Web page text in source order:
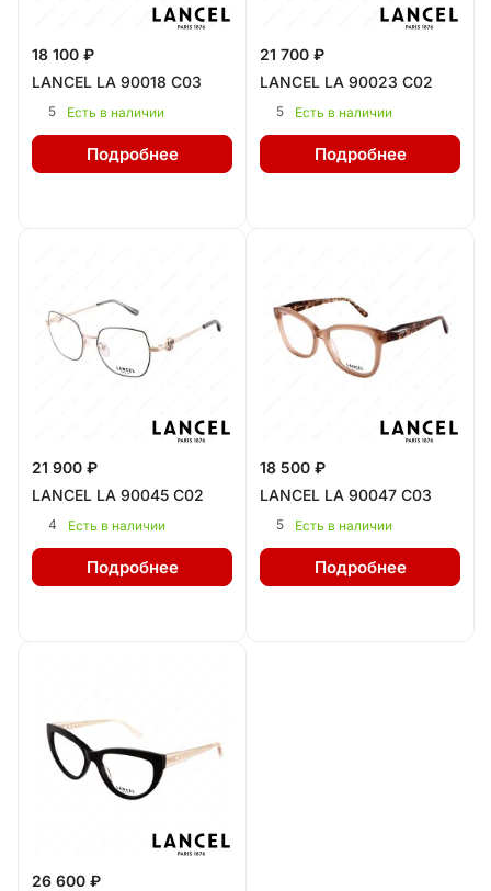
18 100 ₽
LANCEL LA 90018 C03
5 Есть в наличии
Подробнее
21 700 ₽
LANCEL LA 90023 C02
5 Есть в наличии
Подробнее
21 900 ₽
LANCEL LA 90045 C02
4 Есть в наличии
Подробнее
18 500 ₽
LANCEL LA 90047 C03
5 Есть в наличии
Подробнее
26 600 ₽